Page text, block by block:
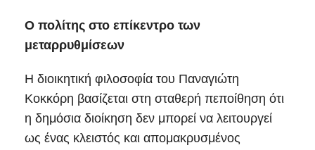
Ο πολίτης στο επίκεντρο των
μεταρρυθμίσεων
Η διοικητική φιλοσοφία του Παναγιώτη
Κοκκόρη βασίζεται στη σταθερή πεποίθηση ότι
η δημόσια διοίκηση δεν μπορεί να λειτουργεί
ως ένας κλειστός και απομακρυσμένος